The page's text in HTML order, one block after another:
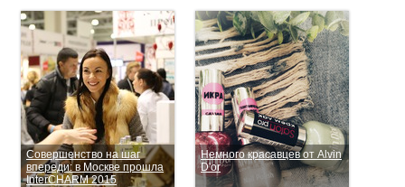
Совершенство на шаг
впереди: в Москве прошла
InterCHARM 2015
Немного красавцев от Alvin
D'or